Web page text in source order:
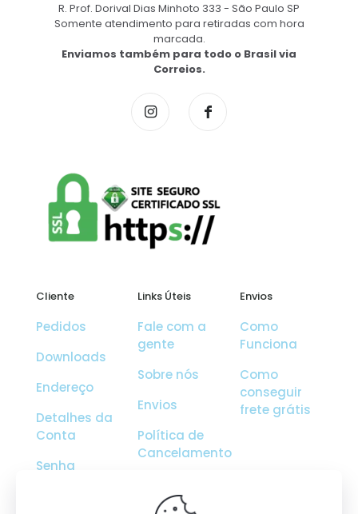
R. Prof. Dorival Dias Minhoto 333 - São Paulo SP
Somente atendimento para retiradas com hora
marcada.
Enviamos também para todo o Brasil via
Correios.
Cliente
Pedidos
Downloads
Endereço
Detalhes da
Conta
Senha
Links Úteis
Fale com a
gente
Sobre nós
Envios
Política de
Cancelamento
Envios
Como
Funciona
Como
conseguir
frete grátis